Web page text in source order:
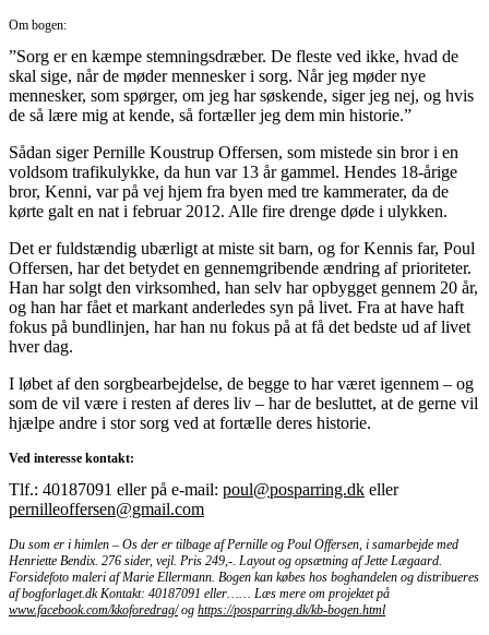
Om bogen:
”Sorg er en kæmpe stemningsdræber. De fleste ved ikke, hvad de
skal sige, når de møder mennesker i sorg. Når jeg møder nye
mennesker, som spørger, om jeg har søskende, siger jeg nej, og hvis
de så lære mig at kende, så fortæller jeg dem min historie.”
Sådan siger Pernille Koustrup Offersen, som mistede sin bror i en
voldsom trafikulykke, da hun var 13 år gammel. Hendes 18-årige
bror, Kenni, var på vej hjem fra byen med tre kammerater, da de
kørte galt en nat i februar 2012. Alle fire drenge døde i ulykken.
Det er fuldstændig ubærligt at miste sit barn, og for Kennis far, Poul
Offersen, har det betydet en gennemgribende ændring af prioriteter.
Han har solgt den virksomhed, han selv har opbygget gennem 20 år,
og han har fået et markant anderledes syn på livet. Fra at have haft
fokus på bundlinjen, har han nu fokus på at få det bedste ud af livet
hver dag.
I løbet af den sorgbearbejdelse, de begge to har været igennem – og
som de vil være i resten af deres liv – har de besluttet, at de gerne vil
hjælpe andre i stor sorg ved at fortælle deres historie.
Ved interesse kontakt:
Tlf.: 40187091 eller på e-mail: poul@posparring.dk eller
pernilleoffersen@gmail.com
Du som er i himlen – Os der er tilbage af Pernille og Poul Offersen, i samarbejde med
Henriette Bendix. 276 sider, vejl. Pris 249,-. Layout og opsætning af Jette Lægaard.
Forsidefoto maleri af Marie Ellermann. Bogen kan købes hos boghandelen og distribueres
af bogforlaget.dk Kontakt: 40187091 eller…… Læs mere om projektet på
www.facebook.com/kkoforedrag/og https://posparring.dk/kb-bogen.html